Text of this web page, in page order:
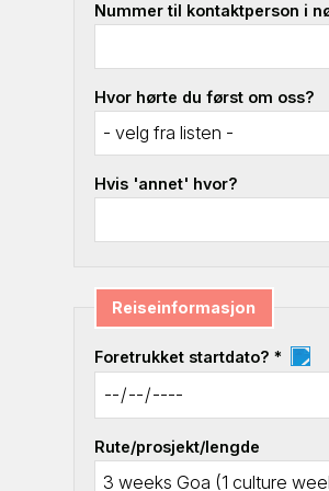
Nummer til kontaktperson i
Hvor hørte du først om oss?
Hvis 'annet' hvor?
Reiseinformasjon
Foretrukket startdato? *
Rute/prosjekt/lengde